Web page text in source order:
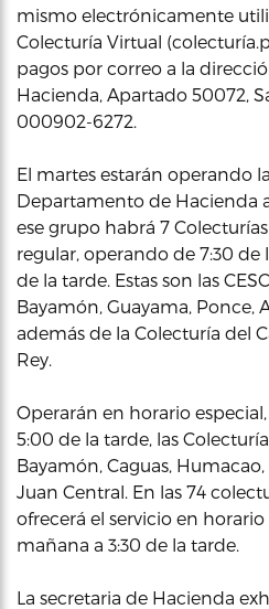
mismo electrónicamente
Colecturía Virtual
pagos por correo a la
Hacienda, Apartado 50072,
000902-6272.
El martes estarán operando
Departamento de Hacienda
ese grupo habrá 7
regular, operando de 7:30 de
de la tarde. Estas son las
Bayamón, Guayama, Ponce,
además de la Colecturía del
Rey.
Operarán en horario
5:00 de la tarde, las
Bayamón, Caguas,
Juan Central. En las 74
ofrecerá el servicio en
mañana a 3:30 de la tarde.
La secretaria de Hacienda